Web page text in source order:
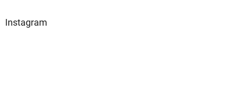
Instagram